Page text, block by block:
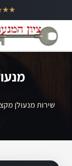
לתוכן
באר יעקב
ראשון לציון
רמלה